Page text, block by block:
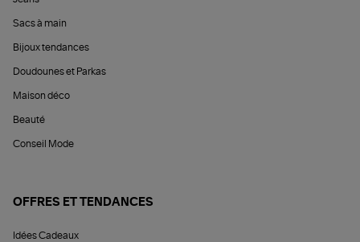
Sacs à main
Bijoux tendances
Doudounes et Parkas
Maison déco
Beauté
Conseil Mode
OFFRES ET TENDANCES
Idées Cadeaux